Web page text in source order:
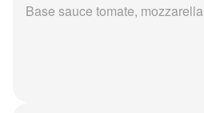
Base sauce tomate, mozzarella